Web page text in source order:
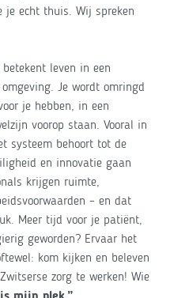
je echt thuis. Wij spreken
leven in een
Je wordt omringd
je hebben, in een
voorop staan. Vooral in
systeem behoort tot de
en innovatie gaan
krijgen ruimte,
– en dat
Meer tijd voor je patiënt,
geworden? Ervaar het
kom kijken en beleven
zorg te werken! Wie